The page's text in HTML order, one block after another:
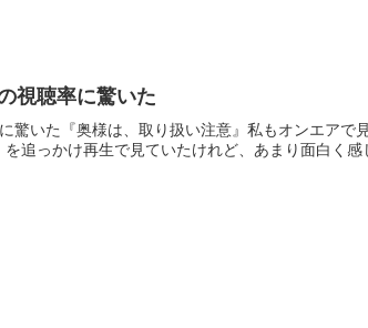
視聴率に驚いた
驚いた『奥様は、取り扱い注意』私もオンエアで
追っかけ再生で見ていたけれど、あまり面白く